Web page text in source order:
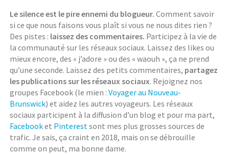
Le silence est le pire ennemi du blogueur. Comment savoir
si ce que nous faisons vous plaît si vous ne nous dites rien ?
Des pistes : laissez des commentaires. Participez à la vie de
la communauté sur les réseaux sociaux. Laissez des likes ou
mieux encore, des « j’adore » ou des « waouh », ça ne prend
qu’une seconde. Laissez des petits commentaires, partagez
les publications sur les réseaux sociaux. Rejoignez nos
groupes Facebook (le mien :Voyager au Nouveau-
Brunswick) et aidez les autres voyageurs. Les réseaux
sociaux participent à la diffusion d’un blog et pour ma part,
Facebooket Pinterest sont mes plus grosses sources de
trafic. Je sais, ça craint en 2018, mais on se débrouille
comme on peut, ma bonne dame.